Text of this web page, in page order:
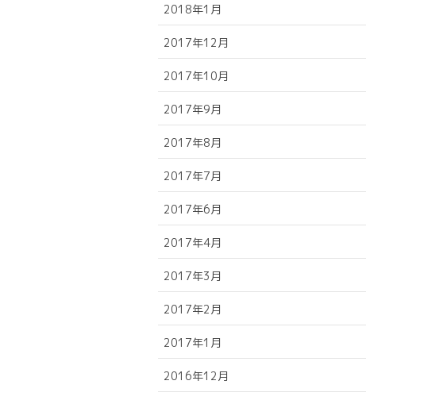
2018年1月
2017年12月
2017年10月
2017年9月
2017年8月
2017年7月
2017年6月
2017年4月
2017年3月
2017年2月
2017年1月
2016年12月